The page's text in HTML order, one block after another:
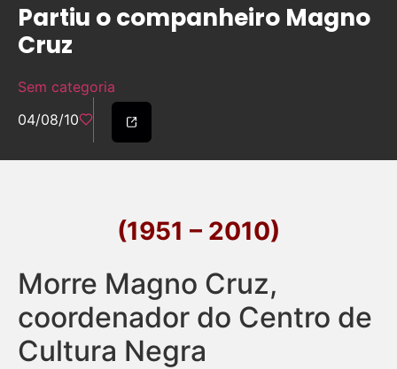
Partiu o companheiro Magno
Cruz
Sem categoria
04/08/10
(1951 – 2010)
Morre Magno Cruz,
coordenador do Centro de
Cultura Negra